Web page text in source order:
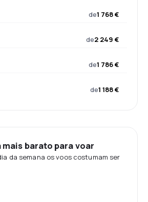
de1 768 €
de2 249 €
de1 786 €
de1 188 €
mais barato para voar
da semana os voos costumam ser